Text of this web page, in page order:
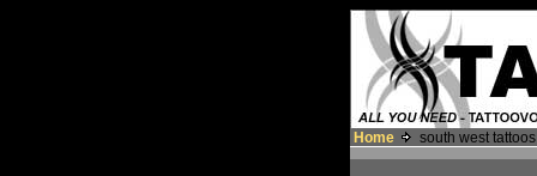
Home south west